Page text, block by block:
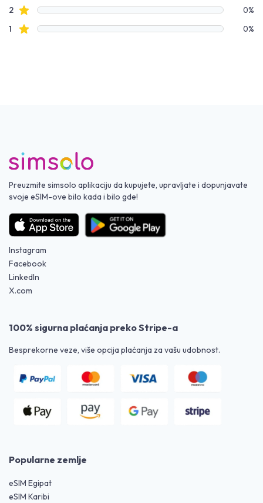
2Zvezdice recenzija
0%
1 Zvezdice recenzija 0%
Preuzmite simsolo aplikaciju da kupujete, upravljate i dopunjavate
svoje eSIM-ove bilo kada i bilo gde!
Instagram
Facebook
LinkedIn
X.com
100% sigurna plaćanja preko Stripe-a
Besprekorne veze, više opcija plaćanja za vašu udobnost.
Popularne zemlje
eSIM Egipat
eSIM Karibi